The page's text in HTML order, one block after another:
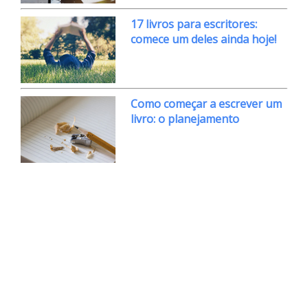
17 livros para escritores:
comece um deles ainda hoje!
Como começar a escrever um
livro: o planejamento